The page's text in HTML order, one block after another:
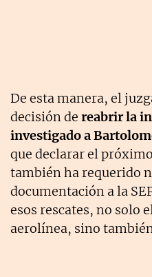
De esta manera, el
decisión de reabrir la
investigado a
que declarar el
también ha requerido
documentación a la
esos rescates, no solo
aerolínea, sino